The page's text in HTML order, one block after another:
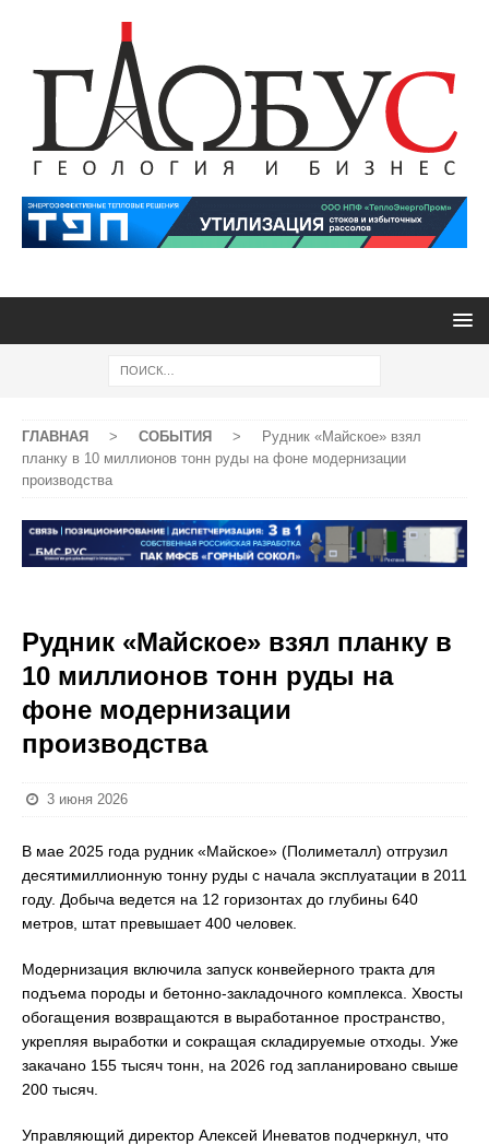
ГЛАВНАЯ > СОБЫТИЯ >
Рудник «Майское» взял
планку в 10 миллионов тонн руды на фоне модернизации
производства
Рудник «Майское» взял планку в
10 миллионов тонн руды на
фоне модернизации
производства
3 июня 2026
В мае 2025 года рудник «Майское» (Полиметалл) отгрузил
десятимиллионную тонну руды с начала эксплуатации в 2011
году. Добыча ведется на 12 горизонтах до глубины 640
метров, штат превышает 400 человек.
Модернизация включила запуск конвейерного тракта для
подъема породы и бетонно-закладочного комплекса. Хвосты
обогащения возвращаются в выработанное пространство,
укрепляя выработки и сокращая складируемые отходы. Уже
закачано 155 тысяч тонн, на 2026 год запланировано свыше
200 тысяч.
Управляющий директор Алексей Иневатов подчеркнул, что